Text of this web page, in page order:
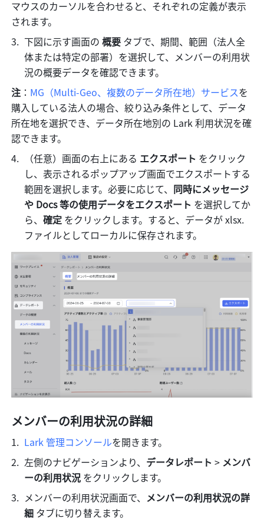
マウスのカーソルを合わせると、それぞれの定義が表示
されます。
下図に示す画面の 概要 タブで、期間、範囲（法人全
体または特定の部署）を選択して、メンバーの利用状
況の概要データを確認できます。
注 ： MG（Multi-Geo、複数のデータ所在地）サービスを
購入している法人の場合、絞り込み条件として、データ
所在地を選択でき、データ所在地別の Lark 利用状況を確
認できます。
（任意）画面の右上にある エクスポート をクリック
し、表示されるポップアップ画面でエクスポートする
範囲を選択します。必要に応じて、 同時にメッセージ
や Docs 等の使用データをエクスポート を選択してか
ら、確定 をクリックします。すると、データが xlsx.
ファイルとしてローカルに保存されます。
メンバーの利用状況の詳細
Lark 管理コンソールを開きます。
左側のナビゲーションより、 データレポート > メンバ
ーの利用状況 をクリックします。
メンバーの利用状況画面で、 メンバーの利用状況の詳
細 タブに切り替えます。